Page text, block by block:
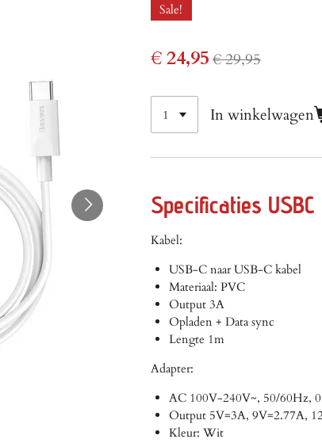
Sale!
€ 24,95€ 29,95
In winkelwagen
Specificaties
Kabel:
USB-C naar USB-C kabel
Materiaal: PVC
Output 3A
Opladen + Data sync
Lengte 1m
Adapter:
AC 100V-240V~, 50/60Hz,
Output 5V=3A, 9V=2.77A,
Kleur: Wit